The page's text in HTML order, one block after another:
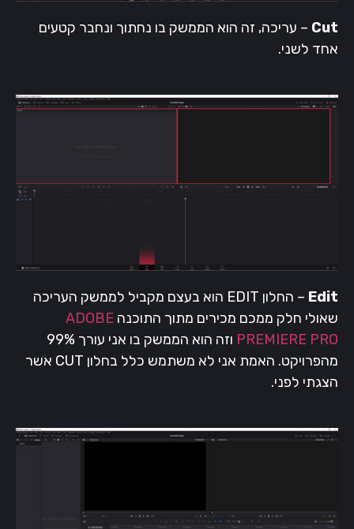
Cut – עריכה, זה הוא הממשק בו נחתוך ונחבר קטעים
אחד לשני.
Edit
–
החלון EDIT הוא בעצם מקביל לממשק העריכה
שאולי חלק ממכם מכירים מתוך התוכנה ADOBE
PREMIERE PRO
וזה הוא הממשק בו אני עורך 99%
מהפרויקט. האמת אני לא משתמש כלל בחלון CUT אשר
הצגתי לפני.